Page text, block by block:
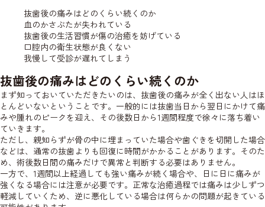
抜歯後の痛みはどのくらい続くのか
血のかさぶたが失われている
抜歯後の生活習慣が傷の治癒を妨げている
口腔内の衛生状態が良くない
我慢して受診が遅れてしまう
抜歯後の痛みはどのくらい続くのか
まず知っておいていただきたいのは、抜歯後の痛みが全く出ない人はほ
とんどいないということです。一般的には抜歯当日から翌日にかけて痛
みや腫れのピークを迎え、その後数日から1週間程度で徐々に落ち着い
ていきます。
ただし、親知らずが骨の中に埋まっていた場合や歯ぐきを切開した場合
などは、通常の抜歯よりも回復に時間がかかることがあります。そのた
め、術後数日間の痛みだけで異常と判断する必要はありません。
一方で、1週間以上経過しても強い痛みが続く場合や、日に日に痛みが
強くなる場合には注意が必要です。正常な治癒過程では痛みは少しずつ
軽減していくため、逆に悪化している場合は何らかの問題が起きている